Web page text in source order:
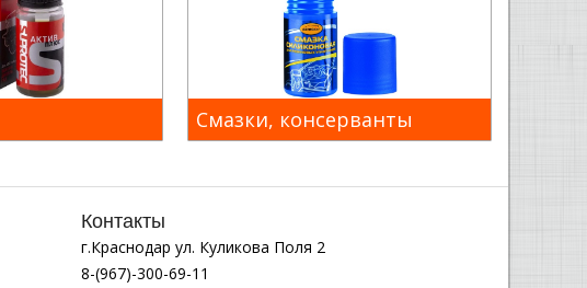
Смазки, консерванты
Контакты
г.Краснодар ул. Куликова Поля 2
8-(967)-300-69-11